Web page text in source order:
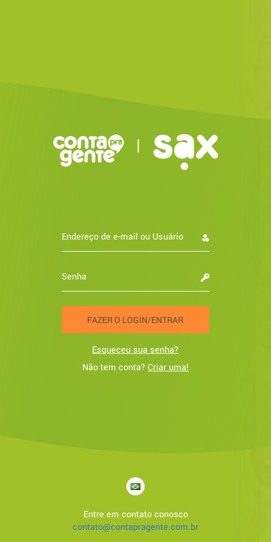
FAZER O LOGIN/ENTRAR
Esqueceu sua senha?
Não tem conta? Criar uma!
Entre em contato conosco
contato@contapragente.com.br